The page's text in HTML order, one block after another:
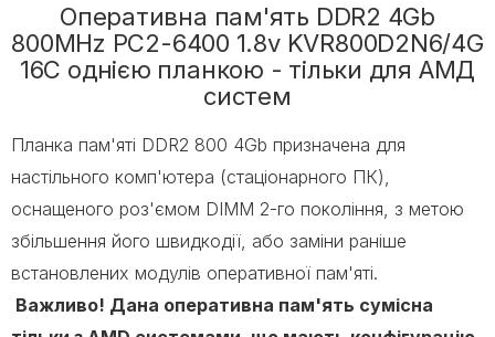
Оперативна пам'ять DDR2 4Gb
800MHz PC2-6400 1.8v KVR800D2N6/4G
16C однією планкою - тільки для АМД
систем
Планка пам'яті DDR2 800 4Gb призначена для
настільного комп'ютера (стаціонарного ПК),
оснащеного роз'ємом DIMM 2-го покоління, з метою
збільшення його швидкодії, або заміни раніше
встановлених модулів оперативної пам'яті.
Важливо! Дана оперативна пам'ять сумісна